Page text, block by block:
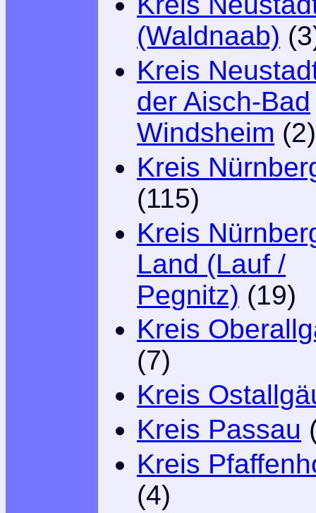
(Waldnaab)
Kreis
der Aisch-Bad
Windsheim (2)
Kreis
(115)
Kreis
Land (Lauf /
Pegnitz) (19)
Kreis
(7)
Kreis
Kreis Passau
Kreis
(4)